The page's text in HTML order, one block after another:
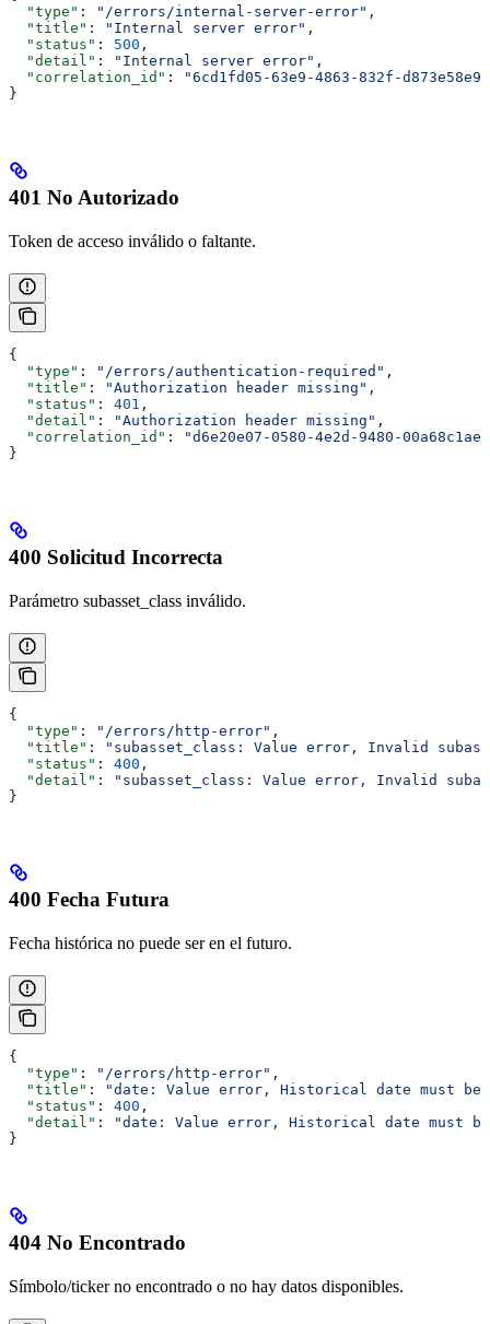
  "type"
: "/errors/internal-server-error" ,
  "title"
: "Internal server error" ,
  "status"
: 500 ,
  "detail"
: "Internal server error" ,
  "correlation_id"
:
"6cd1fd05-63e9-4863-832f-
}
401 No Autorizado
Token de acceso inválido o faltante.
{
  "type"
: "/errors/authentication-required" ,
  "title"
: "Authorization header missing" ,
  "status"
: 401 ,
  "detail"
: "Authorization header missing" ,
  "correlation_id"
:
"d6e20e07-0580-4e2d-9480-
}
400 Solicitud Incorrecta
Parámetro subasset_class inválido.
{
  "type"
: "/errors/http-error" ,
  "title"
:
"subasset_class: Value error, Invalid subasset_class
  "status"
: 400 ,
  "detail"
:
"subasset_class: Value error, Invalid
}
400 Fecha Futura
Fecha histórica no puede ser en el futuro.
{
  "type"
: "/errors/http-error" ,
  "title"
:
"date: Value error, Historical date must
  "status"
: 400 ,
  "detail"
:
"date: Value error, Historical date must
}
404 No Encontrado
Símbolo/ticker no encontrado o no hay datos disponibles.